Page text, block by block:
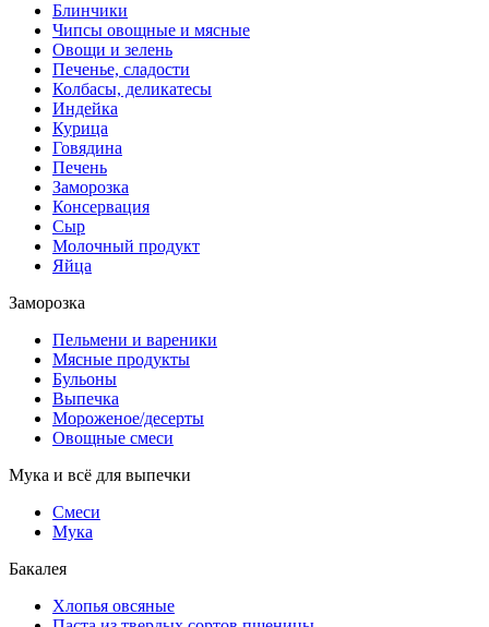
Блинчики
Чипсы овощные и мясные
Овощи и зелень
Печенье, сладости
Колбасы, деликатесы
Индейка
Курица
Говядина
Печень
Заморозка
Консервация
Сыр
Молочный продукт
Яйца
Заморозка
Пельмени и вареники
Мясные продукты
Бульоны
Выпечка
Мороженое/десерты
Овощные смеси
Мука и всё для выпечки
Смеси
Мука
Бакалея
Хлопья овсяные